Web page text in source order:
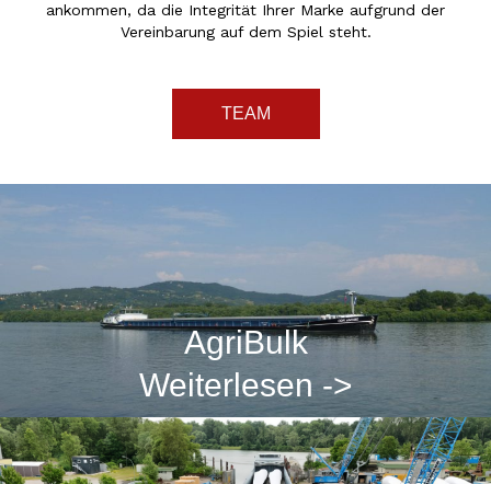
ankommen, da die Integrität Ihrer Marke aufgrund der
Vereinbarung auf dem Spiel steht.
TEAM
AgriBulk
Weiterlesen ->